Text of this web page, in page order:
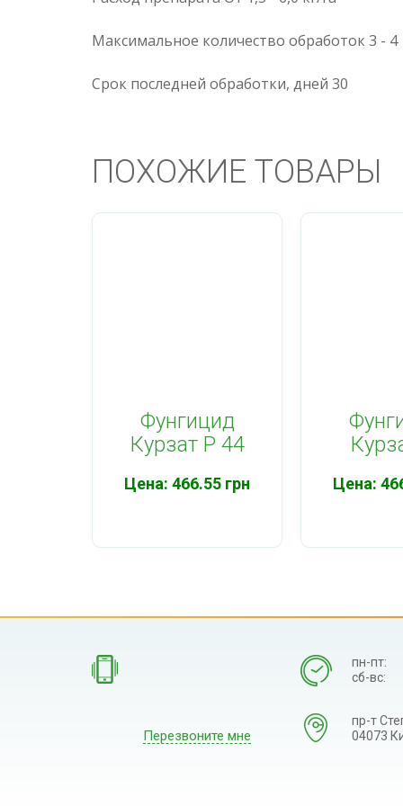
Максимальное количество обработок 3 - 4
Срок последней обработки, дней 30
ПОХОЖИЕ ТОВАРЫ
Фунгицид
Курзат P 44
Цена: 466.55 грн Цена:
Перезвоните мне
пн-пт:
сб-вс:
пр-т
04073